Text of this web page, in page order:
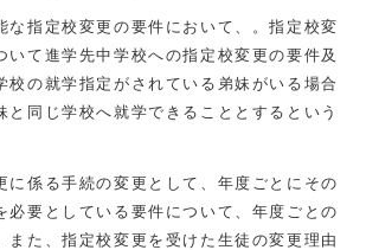
指定校変更の要件において、。指定校変
いて進学先中学校への指定校変更の要件及
校の就学指定がされている弟妹がいる場合
と同じ学校へ就学できることとするという
係る手続の変更として、年度ごとにその
必要としている要件について、年度ごとの
また、指定校変更を受けた生徒の変更理由